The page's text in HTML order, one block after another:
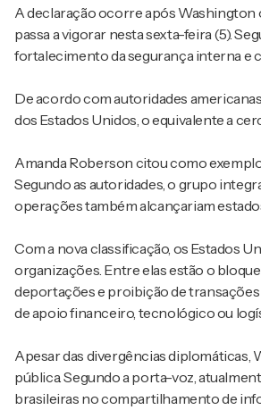
A declaração ocorre após Washington
passa a vigorar nesta sexta-feira (5).
fortalecimento da segurança interna e
De acordo com autoridades
dos Estados Unidos, o equivalente a
Amanda Roberson citou como
Segundo as autoridades, o grupo
operações também alcançariam
Com a nova classificação, os Estados
organizações. Entre elas estão o
deportações e proibição de
de apoio financeiro, tecnológico ou
Apesar das divergências diplomáticas,
pública. Segundo a porta-voz,
brasileiras no compartilhamento de